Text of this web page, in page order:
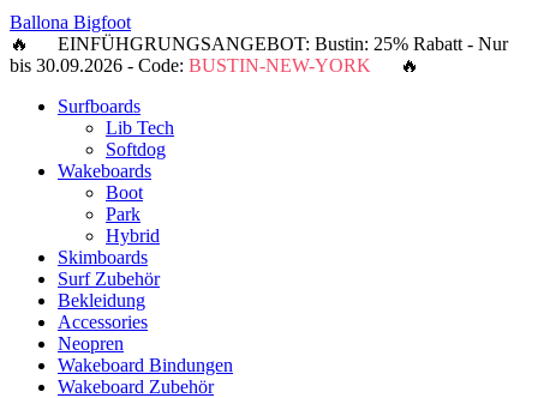
Ballona Bigfoot
🔥 EINFÜHGRUNGSANGEBOT: Bustin: 25% Rabatt - Nur
bis 30.09.2026 - Code: BUSTIN-NEW-YORK 🔥
Surfboards
Lib Tech
Softdog
Wakeboards
Boot
Park
Hybrid
Skimboards
Surf Zubehör
Bekleidung
Accessories
Neopren
Wakeboard Bindungen
Wakeboard Zubehör